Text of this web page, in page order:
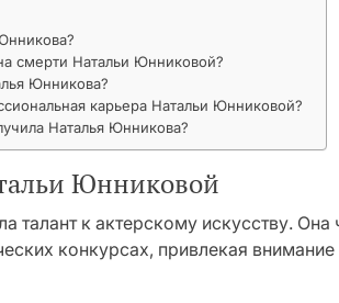
смерти Натальи Юнниковой?
Юнникова?
карьера Натальи Юнниковой?
Наталья Юнникова?
Юнниковой
талант к актерскому искусству.
конкурсах, привлекая